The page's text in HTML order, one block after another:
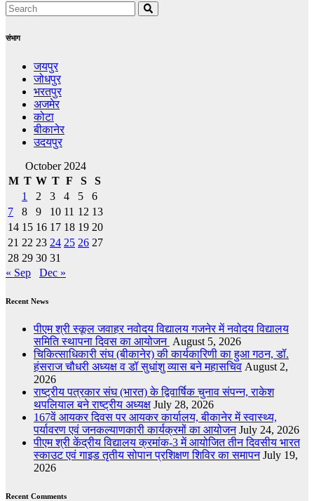
संभाग
जयपुर
जोधपुर
भरतपुर
अजमेर
कोटा
बीकानेर
उदयपुर
October 2024
M T W T F S
S
1
2 3 4 5
6
7
8 9 10 11 12 13
14 15 16 17 18 19 20
21 22 23 24 25 26 27
28 29 30 31
« Sep
Dec »
Recent News
पीएम श्री स्कूल जवाहर नवोदय विद्यालय गजनेर में नवोदय विद्यालय
समिति स्थापना दिवस का आयोजन August 5, 2026
चिकित्साधिकारी संघ (बीकानेर) की कार्यकारिणी का हुआ गठन, डॉ.
हंसराज चौधरी अध्यक्ष व डॉ सुधांशु व्यास बने महासचिव August 2,
2026
राष्ट्रीय पत्रकार संघ (भारत) के द्विवार्षिक चुनाव संपन्न, राकेश
थपलियाल बने राष्ट्रीय अध्यक्ष July 28, 2026
167वें आयकर दिवस पर आयकर कार्यालय, बीकानेर में स्वास्थ्य,
पर्यावरण एवं जनकल्याणकारी कार्यक्रमों का आयोजन July 24, 2026
पीएम श्री केंद्रीय विद्यालय क्रमांक-3 में आयोजित तीन दिवसीय भारत
स्काउट एवं गाइड तृतीय सोपान प्रशिक्षण शिविर का समापन July 19,
2026
Recent Comments